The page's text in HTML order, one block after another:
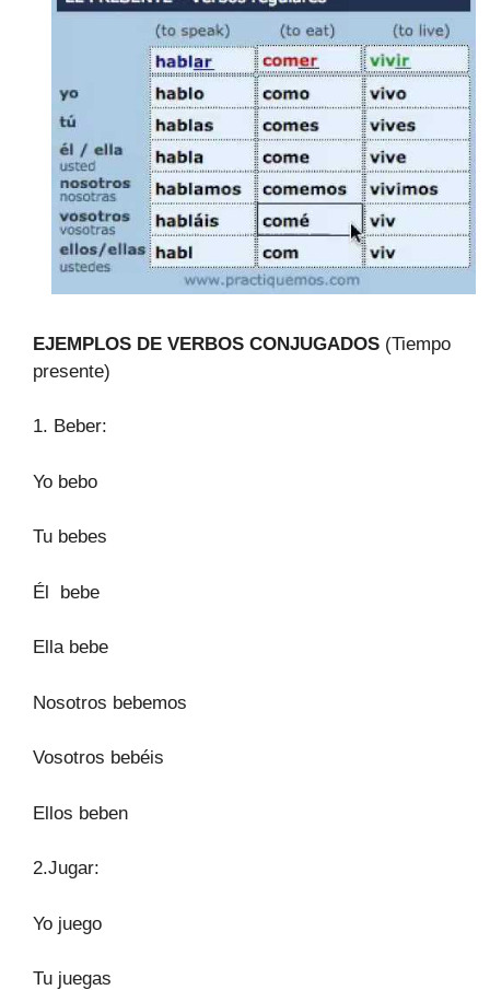
EJEMPLOS DE VERBOS CONJUGADOS (Tiempo
presente)
1. Beber:
Yo bebo
Tu bebes
Él bebe
Ella bebe
Nosotros bebemos
Vosotros bebéis
Ellos beben
2.Jugar:
Yo juego
Tu juegas